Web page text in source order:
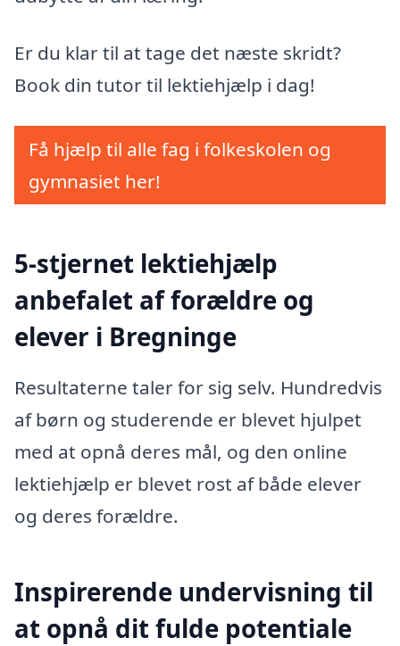
Er du klar til at tage det næste skridt?
Book din tutor til lektiehjælp i dag!
Få hjælp til alle fag i folkeskolen og
gymnasiet her!
5-stjernet lektiehjælp
anbefalet af forældre og
elever i Bregninge
Resultaterne taler for sig selv. Hundredvis
af børn og studerende er blevet hjulpet
med at opnå deres mål, og den online
lektiehjælp er blevet rost af både elever
og deres forældre.
Inspirerende undervisning til
at opnå dit fulde potentiale